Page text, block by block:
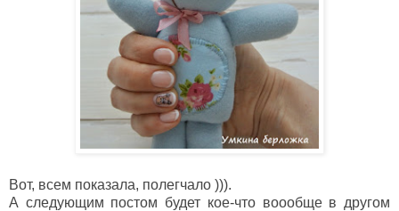
Вот, всем показала, полегчало ))).
А следующим постом будет кое-что воообще в другом